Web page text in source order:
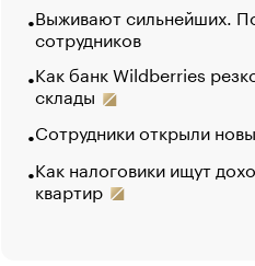
Выживают сильнейших.
сотрудников
Как банк Wildberries
склады
Сотрудники открыли
Как налоговики ищут
квартир